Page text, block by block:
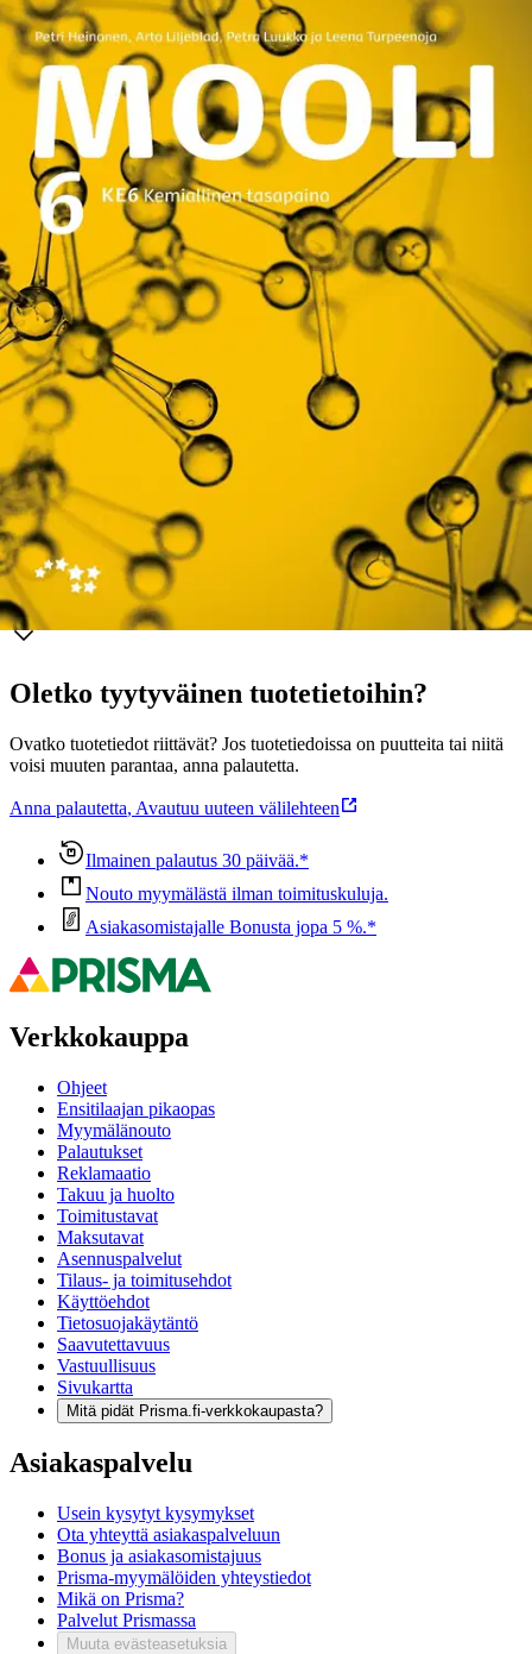
Ei saatavilla
Tuotekuvaus
Mooli 6 (LOPS21) sisältää lukion kemian moduulin KE6
Kemiallinen tasapaino. KE6 -moduulissa opiskelet, mitä tarkoitetaan
kemiallisen reaktion nopeudella ja mitkä tekijät siihen vaikuttavat.
Tutustut kemiallisen reaktion tasapainotilaan, harjoittelet selittämään,
kuinka tasapainotilaan voidaan vaikuttaa, ja opit ratkaisemaan
tasapainotilaan liittyviä laskennallisia tehtäviä. Opiskelet, kuinka
happoja ja emäksiä voidaan luokitella ja kuinka lasketaan happojen
ja emästen vesiliuosten pH-arvo.
Tutustut happoemäsindikaattorien
ja puskuriliuosten toimintaperiaatteeseen. Opiskelet, kuinka
laskennallisia ja graafisia malleja käytetään reaktionopeuden ja
kemiallisen tasapainon kuvaamiseen, selittämiseen ja ennusteiden
tekemiseen. Harjoittelet laatimaan ja tulkitsemaan titrauskäyriä.
Näytä lisää tuotekuvausta
Ominaisuudet
Oletko tyytyväinen tuotetietoihin?
Ovatko tuotetiedot riittävät? Jos tuotetiedoissa on puutteita tai niitä
voisi muuten parantaa, anna palautetta.
Anna palautetta, Avautuu uuteen välilehteen
Ilmainen palautus 30 päivää.*
Nouto myymälästä ilman toimituskuluja.
Asiakasomistajalle Bonusta jopa 5 %.*
Verkkokauppa
Ohjeet
Ensitilaajan pikaopas
Myymälänouto
Palautukset
Reklamaatio
Takuu ja huolto
Toimitustavat
Maksutavat
Asennuspalvelut
Tilaus- ja toimitusehdot
Käyttöehdot
Tietosuojakäytäntö
Saavutettavuus
Vastuullisuus
Sivukartta
Mitä pidät Prisma.fi-verkkokaupasta?
Asiakaspalvelu
Usein kysytyt kysymykset
Ota yhteyttä asiakaspalveluun
Bonus ja asiakasomistajuus
Prisma-myymälöiden yhteystiedot
Mikä on Prisma?
Palvelut Prismassa
Muuta evästeasetuksia